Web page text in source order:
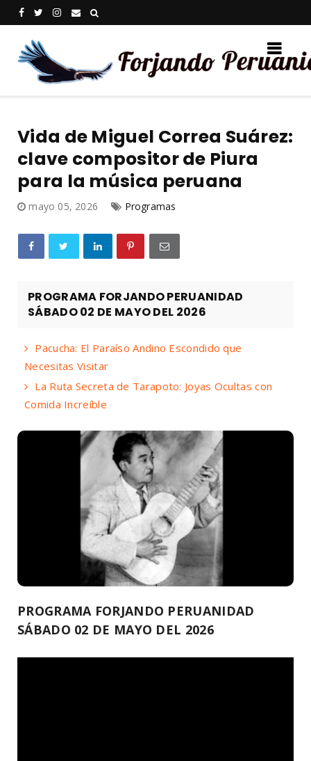
Vida de Miguel Correa Suárez:
clave compositor de Piura
para la música peruana
mayo 05, 2026 Programas
PROGRAMA FORJANDO PERUANIDAD
SÁBADO 02 DE MAYO DEL 2026
Pacucha: El Paraíso Andino Escondido que
Necesitas Visitar
La Ruta Secreta de Tarapoto: Joyas Ocultas con
Comida Increíble
PROGRAMA FORJANDO PERUANIDAD
SÁBADO 02 DE MAYO DEL 2026